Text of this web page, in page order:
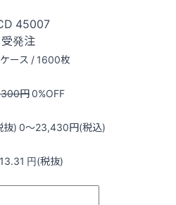
45007
受発注
ケース / 1600枚
円0%OFF
抜)0〜23,430円(税込)
13.31 円(税抜)